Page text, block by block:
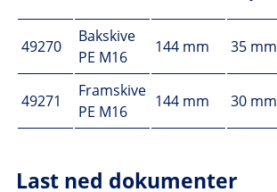
49270
Bakskive
PE M16
144 mm 35 mm
49271
Framskive
PE M16
144 mm 30 mm
Last ned dokumenter